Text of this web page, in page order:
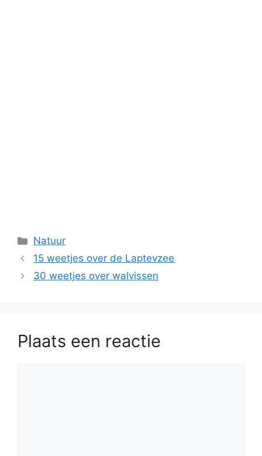
Categorieën
Natuur
15 weetjes over de Laptevzee
30 weetjes over walvissen
Plaats een reactie